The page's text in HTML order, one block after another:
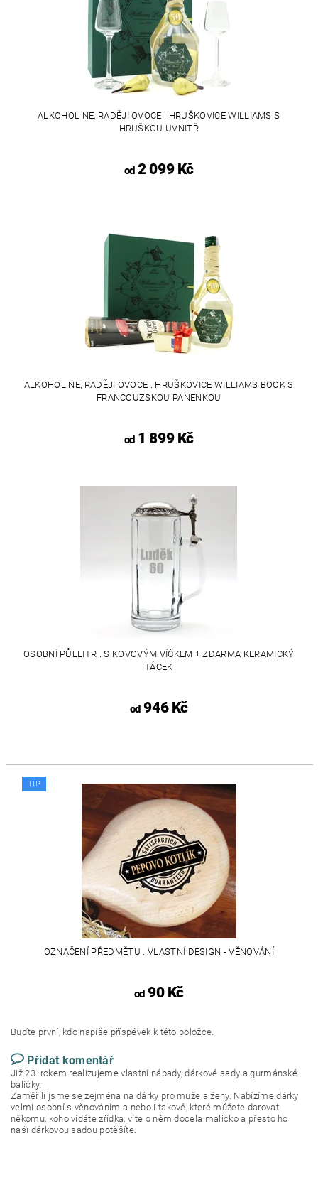
ALKOHOL NE, RADĚJI OVOCE . HRUŠKOVICE WILLIAMS S
HRUŠKOU UVNITŘ
od2 099 Kč
ALKOHOL NE, RADĚJI OVOCE . HRUŠKOVICE WILLIAMS BOOK S
FRANCOUZSKOU PANENKOU
od1 899 Kč
OSOBNÍ PŮLLITR . S KOVOVÝM VÍČKEM + ZDARMA KERAMICKÝ
TÁCEK
od946 Kč
TIP
OZNAČENÍ PŘEDMĚTU . VLASTNÍ DESIGN - VĚNOVÁNÍ
od90 Kč
Buďte první, kdo napíše příspěvek k této položce.
Přidat komentář
Již 23. rokem realizujeme vlastní nápady, dárkové sady a gurmánské
balíčky.
Zaměřili jsme se zejména na dárky pro muže a ženy. Nabízíme dárky
velmi osobní s věnováním a nebo i takové, které můžete darovat
někomu, koho vídáte zřídka, víte o něm docela maličko a přesto ho
naší dárkovou sadou potěšíte.